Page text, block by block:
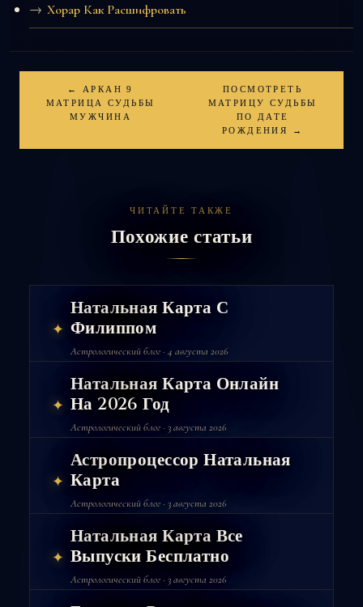
Хорар Как Расшифровать
← АРКАН 9
МАТРИЦА СУДЬБЫ
МУЖЧИНА
ПОСМОТРЕТЬ
МАТРИЦУ СУДЬБЫ
ПО ДАТЕ
РОЖДЕНИЯ →
ЧИТАЙТЕ ТАКЖЕ
Похожие статьи
✦
Натальная Карта С
Филиппом
Астрологический блог · 4 августа 2026
✦
Натальная Карта Онлайн
На 2026 Год
Астрологический блог · 3 августа 2026
✦
Астропроцессор Натальная
Карта
Астрологический блог · 3 августа 2026
✦
Натальная Карта Все
Выпуски Бесплатно
Астрологический блог · 3 августа 2026